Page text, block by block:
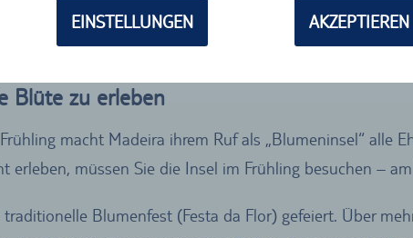
EINSTELLUNGEN AKZEPTIEREN
Blüte zu erleben
macht Madeira ihrem Ruf als „Blumeninsel“ alle
müssen Sie die Insel im Frühling besuchen –
Blumenfest (Festa da Flor) gefeiert. Über